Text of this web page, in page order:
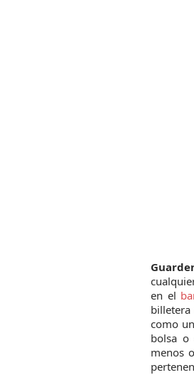
en el
como
bolsa o
menos